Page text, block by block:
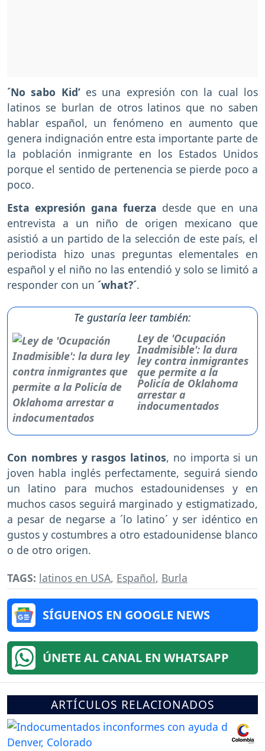
´No sabo Kid’ es una expresión con la cual los
latinos se burlan de otros latinos que no saben
hablar español, un fenómeno en aumento que
genera indignación entre esta importante parte de
la población inmigrante en los Estados Unidos
porque el sentido de pertenencia se pierde poco a
poco.
Esta expresión gana fuerza desde que en una
entrevista a un niño de origen mexicano que
asistió a un partido de la selección de este país, el
periodista hizo unas preguntas elementales en
español y el niño no las entendió y solo se limitó a
responder con un ´what?´.
Te gustaría leer también:
Ley de 'Ocupación
Inadmisible': la dura
ley contra inmigrantes
que permite a la
Policía de Oklahoma
arrestar a
indocumentados
Con nombres y rasgos latinos, no importa si un
joven habla inglés perfectamente, seguirá siendo
un latino para muchos estadounidenses y en
muchos casos seguirá marginado y estigmatizado,
a pesar de negarse a ´lo latino´ y ser idéntico en
gustos y costumbres a otro estadounidense blanco
o de otro origen.
TAGS: latinos en USA, Español, Burla
SÍGUENOS EN GOOGLE NEWS
ÚNETE AL CANAL EN WHATSAPP
ARTÍCULOS RELACIONADOS